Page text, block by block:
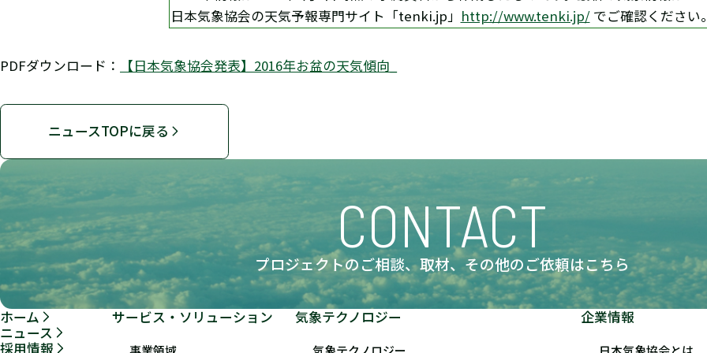
日本気象協会の天気予報専門サイト「tenki.jp」 http://www.tenki.jp/でご確認ください
PDFダウンロード： 【日本気象協会発表】2016年お盆の天気傾向_
ニュースTOPに戻る
CONTACT
プロジェクトのご相談、取材、その他のご依頼はこちら
ホーム
ニュース
採用情報
サービス・ソリューション 気象テクノロジー 企業情報